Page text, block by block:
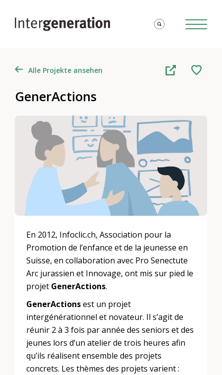
Alle Projekte ansehen
GenerActions
En 2012, Infoclic.ch, Association pour la
Promotion de l’enfance et de la jeunesse en
Suisse, en collaboration avec Pro Senectute
Arc jurassien et Innovage, ont mis sur pied le
projet GenerActions.
GenerActionsest un projet
intergénérationnel et novateur. Il s’agit de
réunir 2 à 3 fois par année des seniors et des
jeunes lors d’un atelier de trois heures afin
qu’ils réalisent ensemble des projets
concrets. Les thèmes des projets varient :